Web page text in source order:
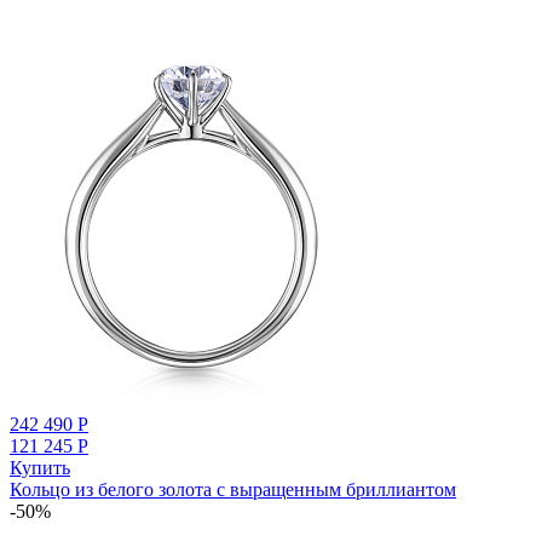
242 490 Р
121 245 Р
Купить
Кольцо из белого золота с выращенным бриллиантом
-50%